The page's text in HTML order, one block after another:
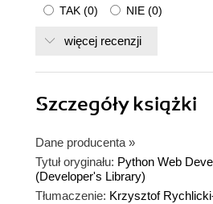
TAK (0) NIE (0)
więcej recenzji
Szczegółyksiążki
Dane producenta »
Tytuł oryginału: Python Web
(Developer's Library)
Tłumaczenie: Krzysztof